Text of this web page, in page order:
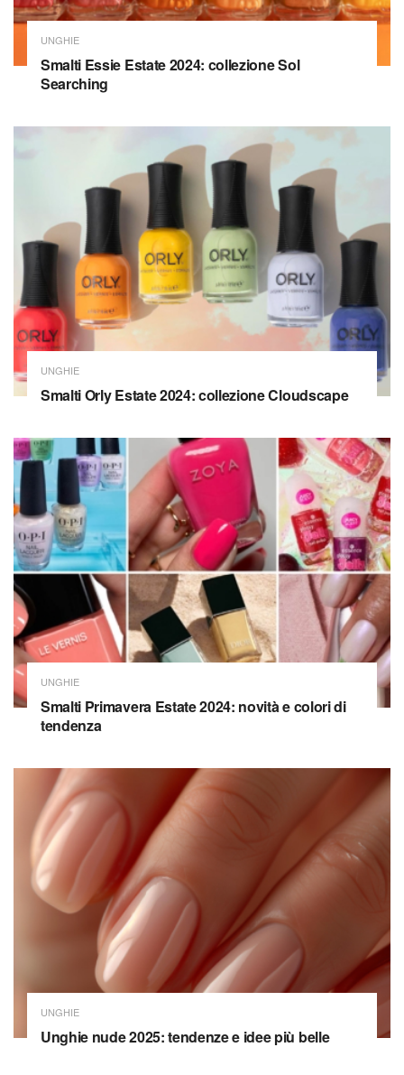
UNGHIE
Smalti Essie Estate 2024: collezione Sol
Searching
UNGHIE
Smalti Orly Estate 2024: collezione Cloudscape
UNGHIE
Smalti Primavera Estate 2024: novità e colori di
tendenza
UNGHIE
Unghie nude 2025: tendenze e idee più belle